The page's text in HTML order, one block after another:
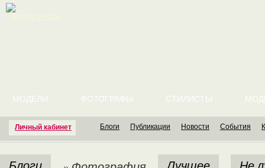
Личный кабинет
МОДЕЛИ ФОТОГРАФЫ СТИЛИСТЫ
Блоги Публикации Новости События